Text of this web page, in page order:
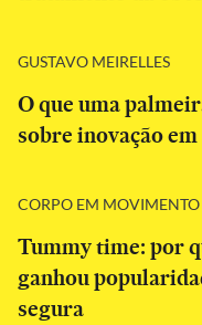
GUSTAVO MEIRELLES
O que uma
sobre inovação em
CORPO EM MOVIMENTO
Tummy time: por
ganhou
segura